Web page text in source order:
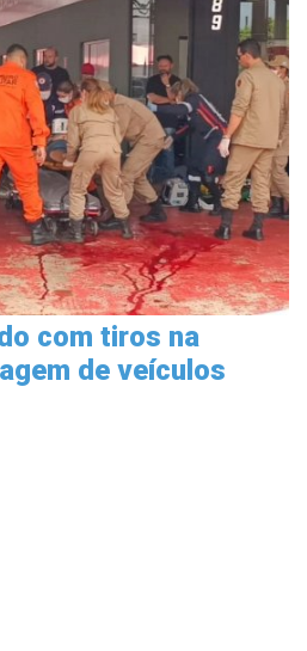
com tiros na
de veículos